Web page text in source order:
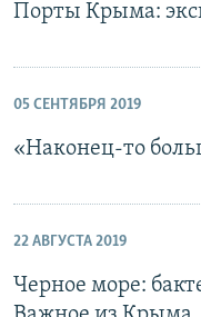
Порты Крыма:
05 СЕНТЯБРЯ 2019
«Наконец-то
22 АВГУСТА 2019
Черное море: